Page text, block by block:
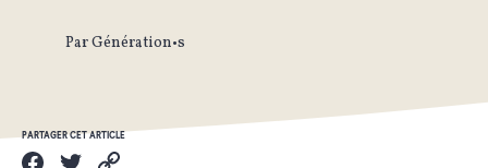
Par Génération•s
PARTAGER CET ARTICLE